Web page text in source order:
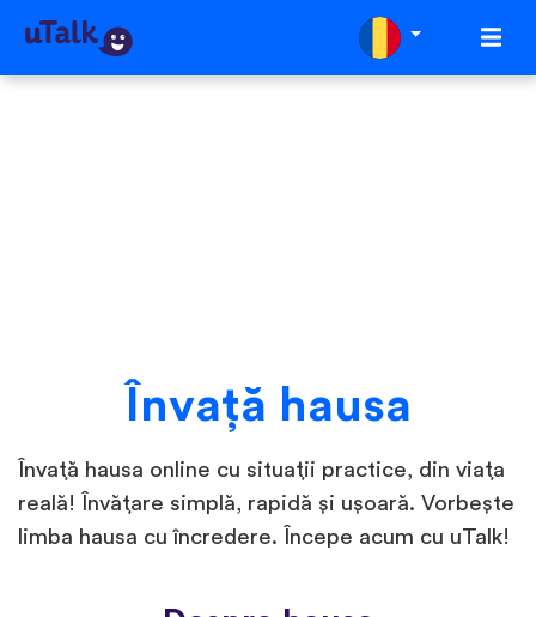
Învaţă hausa
Învață hausa online cu situații practice, din viața
reală! Învățare simplă, rapidă și ușoară. Vorbește
limba hausa cu încredere. Începe acum cu uTalk!